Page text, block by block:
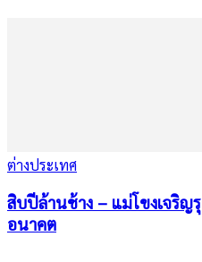
ต่างประเทศ
สิบปีล้านช้าง – แม่โขงเจริญ
อนาคต